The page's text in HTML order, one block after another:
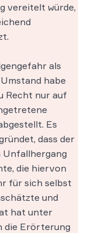
vereitelt würde,
als
habe
Recht nur auf
Es
dass der
Unfallhergang
die hiervon
für sich selbst
und
hat unter
die Erörterung